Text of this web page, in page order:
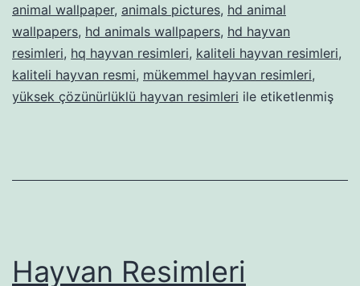
animal wallpaper, animals pictures, hd animal
wallpapers, hd animals wallpapers, hd hayvan
resimleri, hq hayvan resimleri, kaliteli hayvan resimleri,
kaliteli hayvan resmi, mükemmel hayvan resimleri,
yüksek çözünürlüklü hayvan resimleri ile etiketlenmiş
Hayvan Resimleri